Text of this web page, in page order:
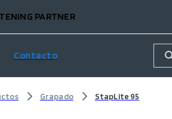
PARTNER
Contacto
Grapado StapLite 95